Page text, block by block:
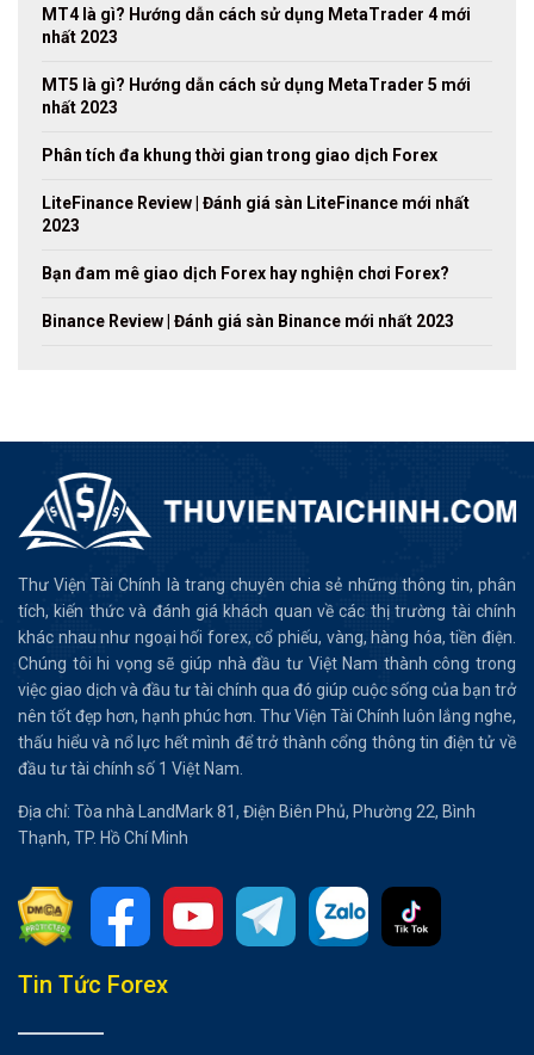
MT4 là gì? Hướng dẫn cách sử dụng MetaTrader 4 mới
nhất 2023
MT5 là gì? Hướng dẫn cách sử dụng MetaTrader 5 mới
nhất 2023
Phân tích đa khung thời gian trong giao dịch Forex
LiteFinance Review | Đánh giá sàn LiteFinance mới nhất
2023
Bạn đam mê giao dịch Forex hay nghiện chơi Forex?
Binance Review | Đánh giá sàn Binance mới nhất 2023
Thư Viện Tài Chính là trang chuyên chia sẻ những thông tin, phân
tích, kiến thức và đánh giá khách quan về các thị trường tài chính
khác nhau như ngoại hối forex, cổ phiếu, vàng, hàng hóa, tiền điện.
Chúng tôi hi vọng sẽ giúp nhà đầu tư Việt Nam thành công trong
việc giao dịch và đầu tư tài chính qua đó giúp cuộc sống của bạn trở
nên tốt đẹp hơn, hạnh phúc hơn. Thư Viện Tài Chính luôn lắng nghe,
thấu hiểu và nổ lực hết mình để trở thành cổng thông tin điện tử về
đầu tư tài chính số 1 Việt Nam.
Địa chỉ: Tòa nhà LandMark 81, Điện Biên Phủ, Phường 22, Bình
Thạnh, TP. Hồ Chí Minh
Tổng hợp bài viết
Tin Tức Forex